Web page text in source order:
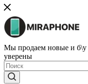
Мы продаем новые и б\у
уверены